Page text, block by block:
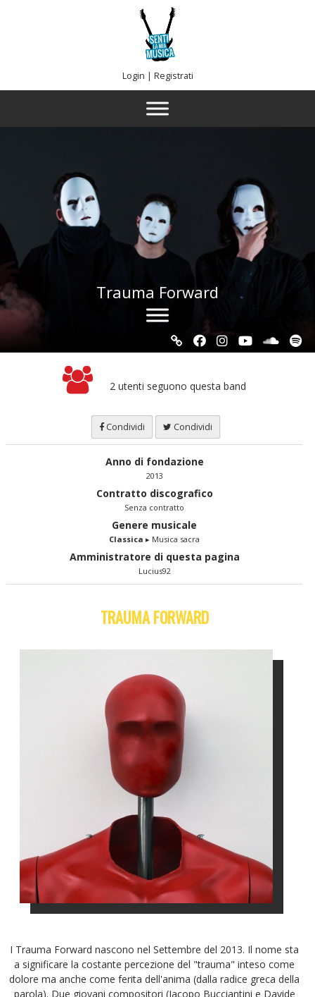
Login | Registrati
Trauma Forward
2 utenti seguono questa band
Condividi Condividi
Anno di fondazione
2013
Contratto discografico
Senza contratto
Genere musicale
Classica ▸ Musica sacra
Amministratore di questa pagina
Lucius92
TRAUMA FORWARD
I Trauma Forward nascono nel Settembre del 2013. Il nome sta
a significare la costante percezione del "trauma" inteso come
dolore ma anche come ferita dell'anima (dalla radice greca della
parola). Due giovani compositori (Jacopo Bucciantini e Davide